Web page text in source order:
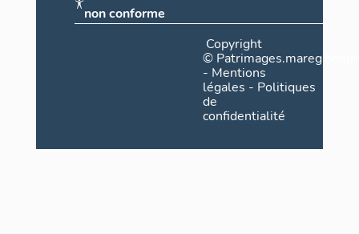
non conforme
Copyright
©
- Mentions
légales - Politiques
de
confidentialité